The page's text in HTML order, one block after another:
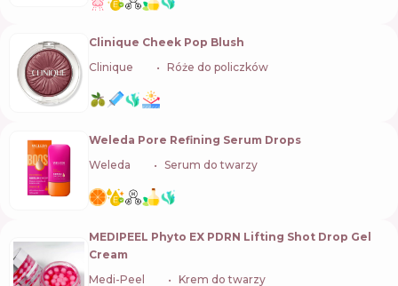
Clinique Cheek Pop Blush
Clinique
Róże do policzków
Weleda Pore Refining Serum Drops
Weleda
Serum do twarzy
MEDIPEEL Phyto EX PDRN Lifting Shot Drop Gel
Cream
Medi-Peel
Krem do twarzy